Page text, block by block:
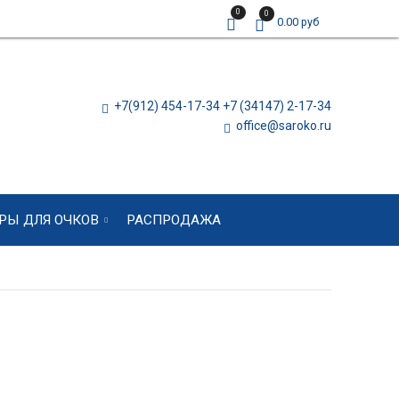
0 0
0.00 руб
+7(912) 454-17-34 +7 (34147) 2-17-34
office@saroko.ru
ДЛЯ ОЧКОВ РАСПРОДАЖА